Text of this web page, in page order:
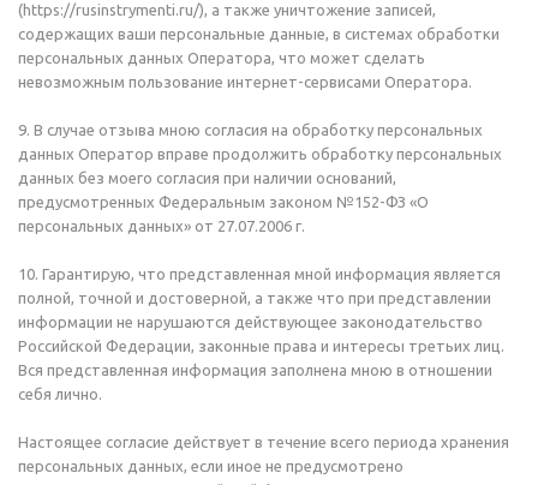
(https://rusinstrymenti.ru/), а также уничтожение записей,
содержащих ваши персональные данные, в системах обработки
персональных данных Оператора, что может сделать
невозможным пользование интернет-сервисами Оператора.
9. В случае отзыва мною согласия на обработку персональных
данных Оператор вправе продолжить обработку персональных
данных без моего согласия при наличии оснований,
предусмотренных Федеральным законом №152-ФЗ «О
персональных данных» от 27.07.2006 г.
10. Гарантирую, что представленная мной информация является
полной, точной и достоверной, а также что при представлении
информации не нарушаются действующее законодательство
Российской Федерации, законные права и интересы третьих лиц.
Вся представленная информация заполнена мною в отношении
себя лично.
Настоящее согласие действует в течение всего периода хранения
персональных данных, если иное не предусмотрено